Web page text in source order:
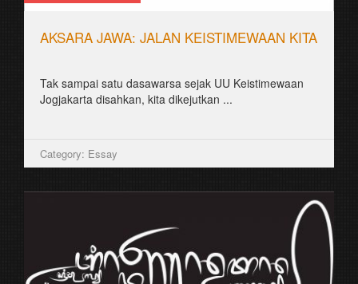
AKSARA JAWA: JALAN KEISTIMEWAAN KITA
Tak sampai satu dasawarsa sejak UU Keistimewaan
Jogjakarta disahkan, kita dikejutkan ...
Category: Essay